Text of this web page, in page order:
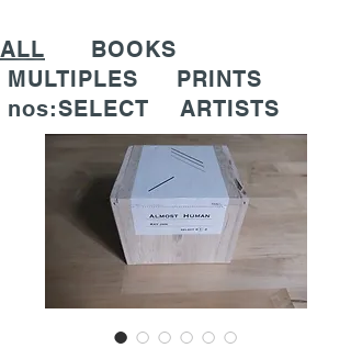
ALL
BOOKS
MULTIPLES
PRINTS
nos:SELECT
ARTISTS